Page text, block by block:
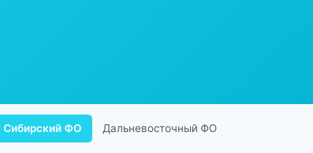
Сибирский ФО Дальневосточный ФО